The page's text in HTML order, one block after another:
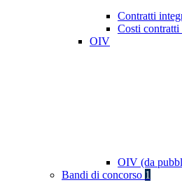
Contratti
Costi
OIV
OIV (da
Bandi di concorso 1